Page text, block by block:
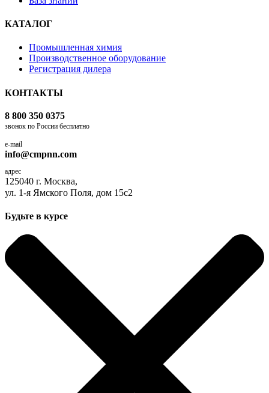
КАТАЛОГ
Промышленная химия
Производственное оборудование
Регистрация дилера
КОНТАКТЫ
8 800 350 0375
звонок по России бесплатно
e-mail
info@cmpnn.com
адрес
125040 г. Москва,
ул. 1-я Ямского Поля, дом 15с2
Будьте в курсе